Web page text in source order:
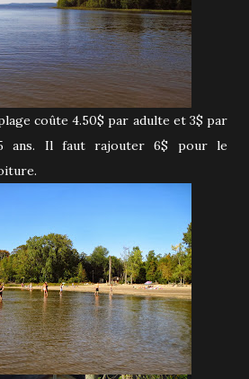
coûte 4.50$ par adulte et 3$ par
ans. Il faut rajouter 6$ pour le